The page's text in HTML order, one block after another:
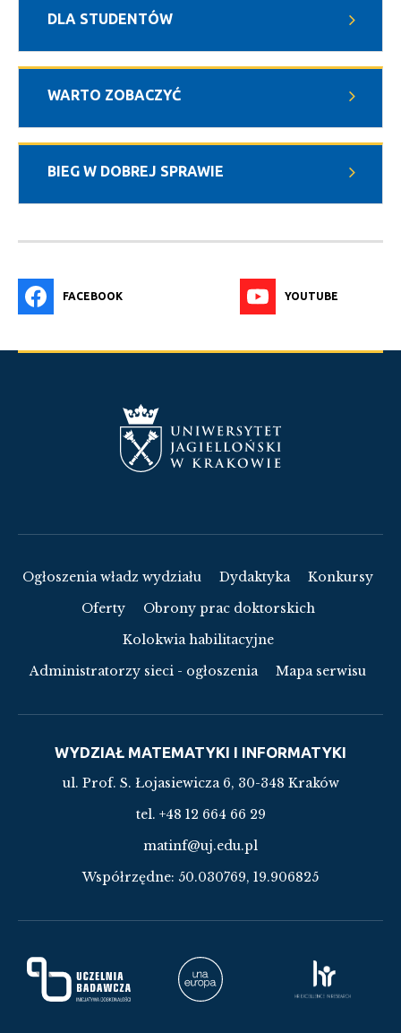
DLA STUDENTÓW
WARTO ZOBACZYĆ
BIEG W DOBREJ SPRAWIE
FACEBOOK YOUTUBE
Ogłoszenia władz wydziału Dydaktyka
Konkursy
Oferty
Obrony prac doktorskich
Kolokwia habilitacyjne
Administratorzy sieci - ogłoszenia
Mapa serwisu
WYDZIAŁ MATEMATYKI I INFORMATYKI
ul. Prof. S. Łojasiewicza 6, 30-348 Kraków
tel. +48 12 664 66 29
matinf@uj.edu.pl
Współrzędne: 50.030769, 19.906825